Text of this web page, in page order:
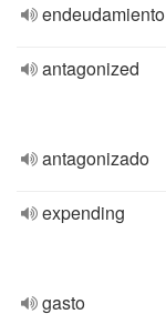
endeudamiento
antagonized
antagonizado
expending
gasto